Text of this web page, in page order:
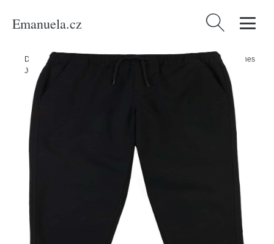
Emanuela.cz Vyhledávání
Domů / /Kalhoty 'Gordon Dave' Jack & Jones
Junior černá